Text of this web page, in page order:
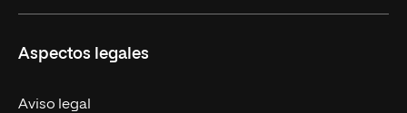
Nuestro Equipo
Trabaja en UNIR
Aspectos legales
Aviso legal